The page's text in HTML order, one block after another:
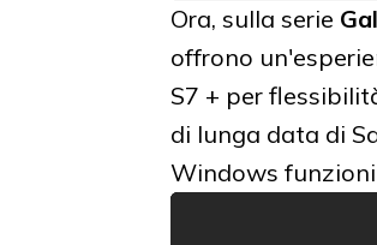
Ora, sulla serie
offrono
S7 + per
di lunga data di
Windows